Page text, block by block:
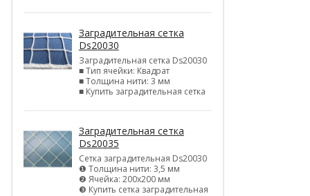
Заградительная сетка
Ds20030
Заградительная сетка Ds20030
■ Тип ячейки: Квадрат
■ Толщина нити: 3 мм
■ Купить заградительная сетка
Заградительная сетка
Ds20035
Сетка заградительная Ds20030
❶ Толщина нити: 3,5 мм
❷ Ячейка: 200х200 мм
❸ Купить сетка заградительная